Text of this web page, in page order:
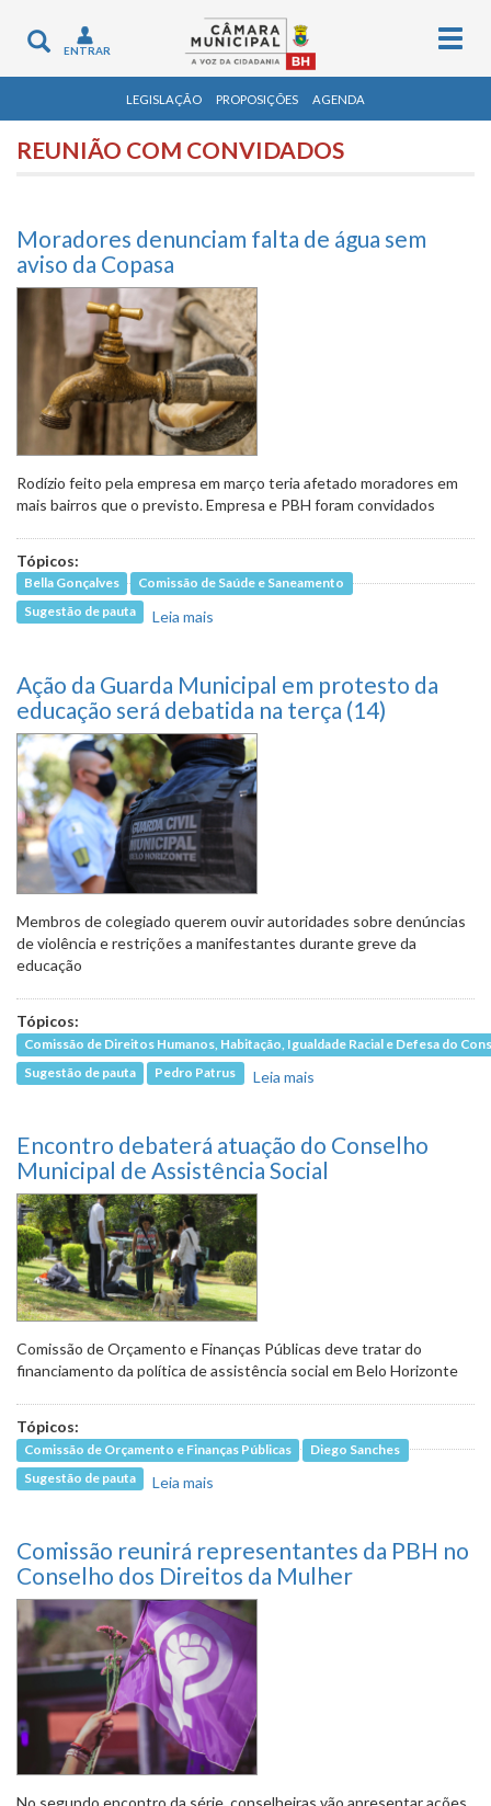
Toggle
navigation
ENTRAR
LEGISLAÇÃO PROPOSIÇÕES AGENDA
REUNIÃO COM CONVIDADOS
Moradores denunciam falta de água sem
aviso da Copasa
Rodízio feito pela empresa em março teria afetado moradores em
mais bairros que o previsto. Empresa e PBH foram convidados
Tópicos:
Bella Gonçalves
Comissão de Saúde e Saneamento
Sugestão de pauta
Leia mais
Ação da Guarda Municipal em protesto da
educação será debatida na terça (14)
Membros de colegiado querem ouvir autoridades sobre denúncias
de violência e restrições a manifestantes durante greve da
educação
Tópicos:
Comissão de Direitos Humanos, Habitação, Igualdade Racial e Defesa do
Sugestão de pauta
Pedro Patrus Leia mais
debatida na terça (14)
Encontro debaterá atuação do Conselho
Municipal de Assistência Social
Comissão de Orçamento e Finanças Públicas deve tratar do
financiamento da política de assistência social em Belo Horizonte
Tópicos:
Comissão de Orçamento e Finanças Públicas
Diego Sanches
Sugestão de pauta
Leia mais
Comissão reunirá representantes da PBH no
Conselho dos Direitos da Mulher
No segundo encontro da série, conselheiras vão apresentar ações